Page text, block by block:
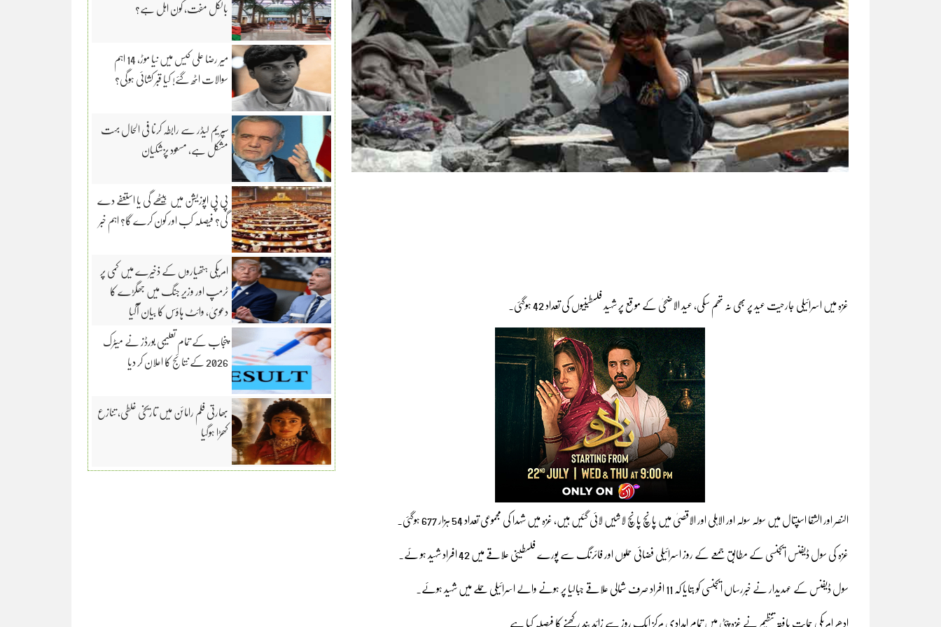
غزہ میں اسرائیلی جارحیت عید پر بھی نہ تھم سکی، عید الاضحیٰ کے موقع پر شہید فلسطینیوں کی تعداد 42 ہوگئی۔
النصر اور الشفا اسپتال میں سولہ سولہ اور الاہلی اور الاقصیٰ میں پانچ پانچ لاشیں لائی گئیں ہیں، غزہ میں شہدا کی مجموعی تعداد 54 ہزار 677 ہوگئی۔
غزہ کی سول ڈیفنس ایجنسی کے مطابق جمعے کے روز اسرائیلی فضائی حملوں اور فائرنگ سے پورے فلسطینی علاقے میں 42 افراد شہید ہو ئے۔
سول ڈیفنس کے عہدیدار نے خبررساں ایجنسی کو بتایا کہ 11 افراد صرف شمالی علاقے جبالیا پر ہونے والے اسرائیلی حملے میں شہید ہوئے۔
بالکل مفت، کون اہل ہے؟
میر رضا علی کیس میں نیا موڑ، 14 اہم
سوالات اٹھ گئے! کیا قبر کشائی ہوگی؟
سپریم لیڈر سے رابطہ کرنا فی الحال بہت
مشکل ہے، مسعود پزشکیان
پی پی اپوزیشن میں بیٹھے گی یا استعفے دے
گی؟ فیصلہ کب اور کون کرے گا؟ اہم خبر
امریکی ہتھیاروں کے ذخیرے میں کمی پر
ٹرمپ اور وزیرِ جنگ میں جھگڑے کا
دعویٰ، وائٹ ہاؤس کا بیان آگیا
پنجاب کے تمام تعلیمی بورڈز نے میٹرک
2026 کے نتائج کا اعلان کر دیا
بھارتی فلم رامائن میں تاریخی غلطی، تنازع
کھڑا ہوگیا